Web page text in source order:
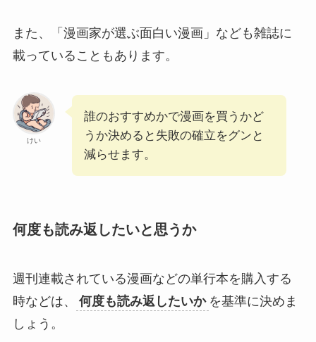
また、「漫画家が選ぶ面白い漫画」なども雑誌に
載っていることもあります。
けい
誰のおすすめかで漫画を買うかど
うか決めると失敗の確立をグンと
減らせます。
何度も読み返したいと思うか
週刊連載されている漫画などの単行本を購入する
時などは、
何度も読み返したいか を基準に決めま
しょう。